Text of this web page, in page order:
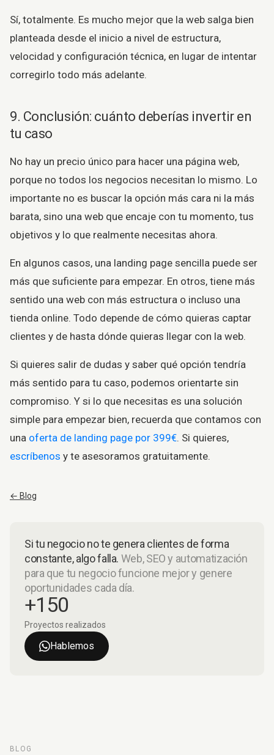
Sí, totalmente. Es mucho mejor que la web salga bien
planteada desde el inicio a nivel de estructura,
velocidad y configuración técnica, en lugar de intentar
corregirlo todo más adelante.
9. Conclusión: cuánto deberías invertir en
tu caso
No hay un precio único para hacer una página web,
porque no todos los negocios necesitan lo mismo. Lo
importante no es buscar la opción más cara ni la más
barata, sino una web que encaje con tu momento, tus
objetivos y lo que realmente necesitas ahora.
En algunos casos, una landing page sencilla puede ser
más que suficiente para empezar. En otros, tiene más
sentido una web con más estructura o incluso una
tienda online. Todo depende de cómo quieras captar
clientes y de hasta dónde quieras llegar con la web.
Si quieres salir de dudas y saber qué opción tendría
más sentido para tu caso, podemos orientarte sin
compromiso. Y si lo que necesitas es una solución
simple para empezar bien, recuerda que contamos con
una oferta de landing page por 399€. Si quieres,
escríbenos y te asesoramos gratuitamente.
← Blog
Si tu negocio no te genera clientes de forma
constante, algo falla. Web, SEO y automatización
para que tu negocio funcione mejor y genere
oportunidades cada día.
+150
Proyectos realizados
Hablemos
BLOG